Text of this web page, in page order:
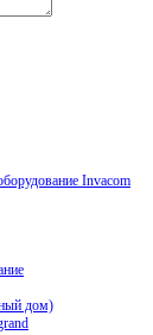
Invacom
дом)